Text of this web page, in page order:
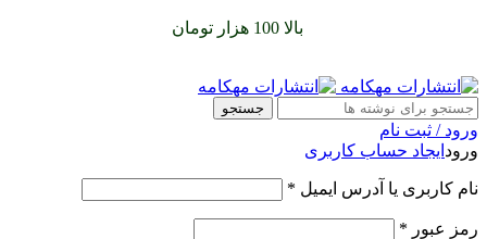
بالا 100 هزار تومان
جستجو
ورود / ثبت نام
ورود ایجاد حساب کاربری
نام کاربری یا آدرس ایمیل *
رمز عبور *